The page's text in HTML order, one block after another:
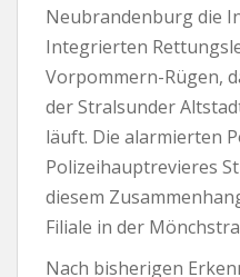
Neubrandenburg die
Integrierten
Vorpommern-Rügen,
der Stralsunder
läuft. Die alarmierten
Polizeihauptrevieres
diesem
Filiale in der
Nach bisherigen